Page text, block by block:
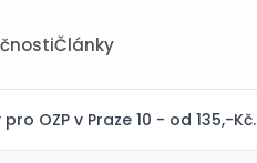
Články
OZP v Praze 10 - od 135,-Kč.